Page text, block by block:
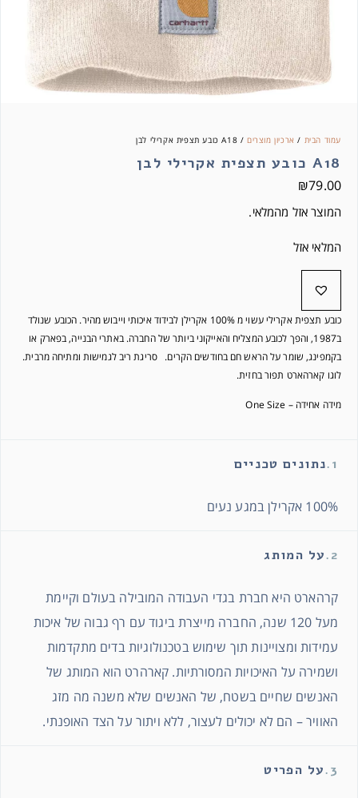
עמוד הבית / ארכיון מוצרים / A18 כובע תצפית אקרילי לבן
A18 כובע תצפית אקרילי לבן
₪79.00
המוצר אזל מהמלאי.
המלאי אזל
כובע תצפית אקרילי עשוי מ 100% אקרילן לבידוד איכותי וייבוש מהיר. הכובע שנולד
ב1987, והפך לכובע המצליח והאייקוני ביותר של החברה. באתרי הבנייה, בפארק או
בקמפינג, שומר על הראש חם בחודשים הקרים. סריגת ריב לגמישות ומתיחה מרבית.
לוגו קארהארט תפור בחזית.
מידה אחידה – One Size
1. נתונים טכניים
100% אקרילן במגע נעים
2. על המותג
קרהארט היא חברת בגדי העבודה המובילה בעולם וקיימת
מעל 120 שנה, החברה מייצרת ביגוד עם רף גבוה של איכות
עמידות ומצויינות תוך שימוש בטכנולוגיות בדים מתקדמות
ושמירה על האיכויות המסורתיות. קארהרט הוא המותג של
האנשים שחיים בשטח, של האנשים שלא משנה מה מזג
האוויר – הם לא יכולים לעצור, ללא ויתור על הצד האופנתי.
3. על הפריט